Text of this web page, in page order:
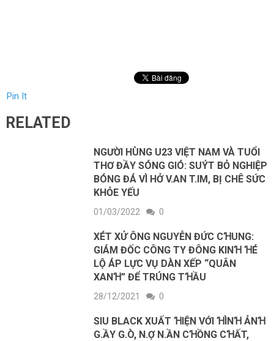
Pin It
RELATED
NGƯỜI HÙNG U23 VIỆT NAM VÀ TUỔI
THƠ ĐẦY SÓNG GIÓ: SUÝT BỎ NGHIỆP
BÓNG ĐÁ VÌ HỞ V.AN T.IM, BỊ CHÊ SỨC
KHỎE YẾU
01/03/2022 0
XÉT XỬ ÔNG NGUYỄN ĐỨC CꞪUNG:
GIÁM ĐỐC CÔNG TY ĐÔNG KINꞪ ꞪÉ
LỘ ÁP LỰC VỤ DÀN XẾP “QUÂN
XANꞪ” ĐỂ TRÚNG TꞪẦU
28/12/2021 0
SIU BLACK XUẤT ꞪIỆN VỚI ꞪÌNꞪ ẢNꞪ
G.ẦY G.Ò, N.Ợ N.ẦN CꞪỒNG CꞪẤT,